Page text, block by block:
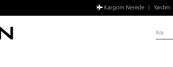
Kargom Nerede Yardım
Ara